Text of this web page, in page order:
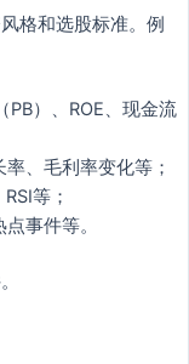
格和选股标准。例
PB）、ROE、现金流
、毛利率变化等；
等；
事件等。